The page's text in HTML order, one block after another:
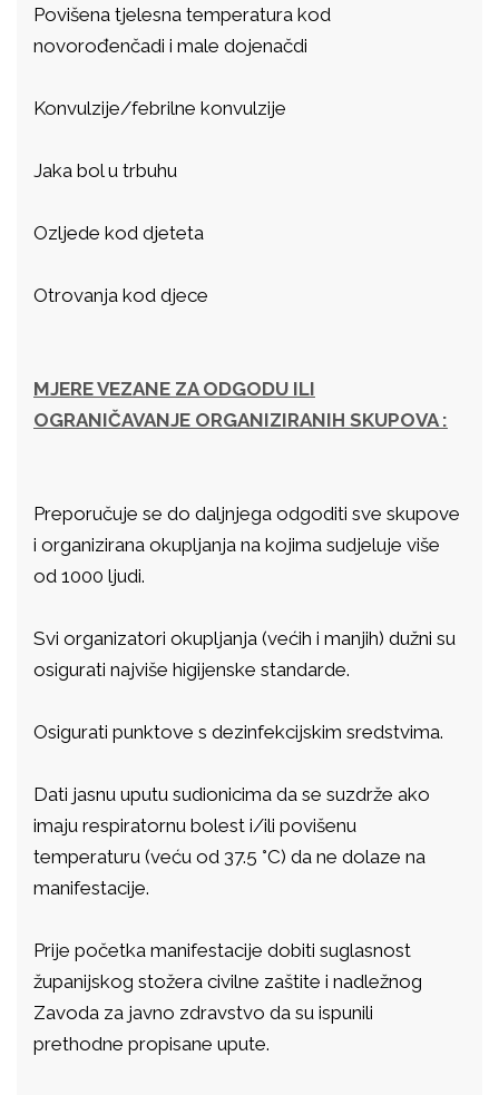
Povišena tjelesna temperatura kod
novorođenčadi i male dojenačdi
Konvulzije/febrilne konvulzije
Jaka bol u trbuhu
Ozljede kod djeteta
Otrovanja kod djece
MJERE VEZANE ZA ODGODU ILI
OGRANIČAVANJE ORGANIZIRANIH SKUPOVA :
Preporučuje se do daljnjega odgoditi sve skupove
i organizirana okupljanja na kojima sudjeluje više
od 1000 ljudi.
Svi organizatori okupljanja (većih i manjih) dužni su
osigurati najviše higijenske standarde.
Osigurati punktove s dezinfekcijskim sredstvima.
Dati jasnu uputu sudionicima da se suzdrže ako
imaju respiratornu bolest i/ili povišenu
temperaturu (veću od 37.5 °C) da ne dolaze na
manifestacije.
Prije početka manifestacije dobiti suglasnost
županijskog stožera civilne zaštite i nadležnog
Zavoda za javno zdravstvo da su ispunili
prethodne propisane upute.